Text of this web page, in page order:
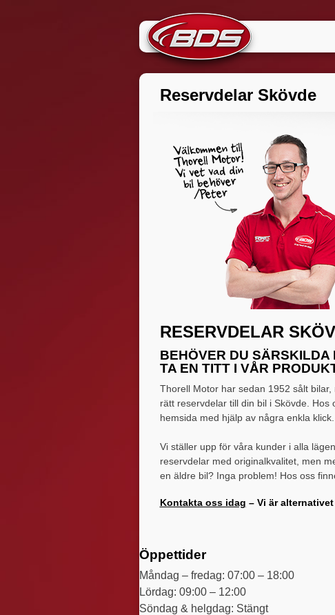
Skip
to
content
Reservdelar Skövde
RESERVDELAR
BEHÖVER DU
TA EN TITT I VÅR
Thorell Motor har sedan 1952 sålt
rätt reservdelar till din bil i Skövde.
hemsida med hjälp av några enkla
Vi ställer upp för våra kunder i alla
reservdelar med originalkvalitet, men
en äldre bil? Inga problem! Hos oss
Kontakta oss idag – Vi är
Öppettider
Måndag – fredag: 07:00 – 18:00
Lördag: 09:00 – 12:00
Söndag & helgdag: Stängt